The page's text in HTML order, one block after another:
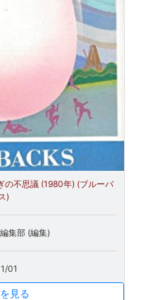
不思議 (1980年) (ブルーバ
)
集部 (編集)
01
見る